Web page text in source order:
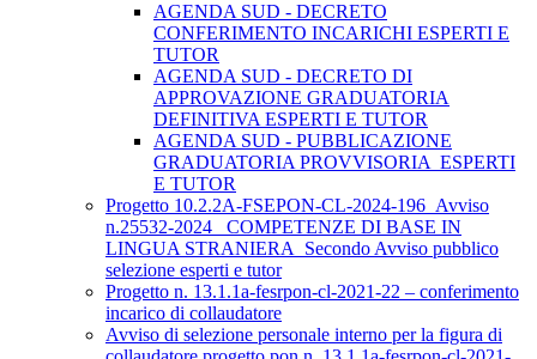
AGENDA SUD - DECRETO
CONFERIMENTO INCARICHI ESPERTI E
TUTOR
AGENDA SUD - DECRETO DI
APPROVAZIONE GRADUATORIA
DEFINITIVA ESPERTI E TUTOR
AGENDA SUD - PUBBLICAZIONE
GRADUATORIA PROVVISORIA ESPERTI
E TUTOR
Progetto 10.2.2A-FSEPON-CL-2024-196_Avviso
n.25532-2024_ COMPETENZE DI BASE IN
LINGUA STRANIERA_Secondo Avviso pubblico
selezione esperti e tutor
Progetto n. 13.1.1a-fesrpon-cl-2021-22 – conferimento
incarico di collaudatore
Avviso di selezione personale interno per la figura di